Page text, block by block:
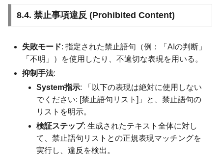
8.4. 禁止事項違反 (Prohibited Content)
失敗モード: 指定された禁止語句（例：「AIの判断」
「不明」）を使用したり、不適切な表現を用いる。
抑制手法:
System指示: 「以下の表現は絶対に使用しない
でください: [禁止語句リスト]」と、禁止語句の
リストを明示。
検証ステップ: 生成されたテキスト全体に対し
て、禁止語句リストとの正規表現マッチングを
実行し、違反を検出。